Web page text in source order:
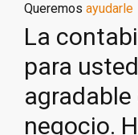
Queremos ayudarle
La
para
negocio.